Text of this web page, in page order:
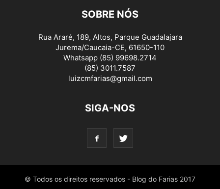
SOBRE NÓS
Rua Araré, 189, Altos, Parque Guadalajara
Jurema/Caucaia-CE, 61650-110
Whatsapp (85) 99698.2714
(85) 3011.7587
luizcmfarias@gmail.com
SIGA-NOS
© Todos os direitos reservados - Blog do Farias 2017